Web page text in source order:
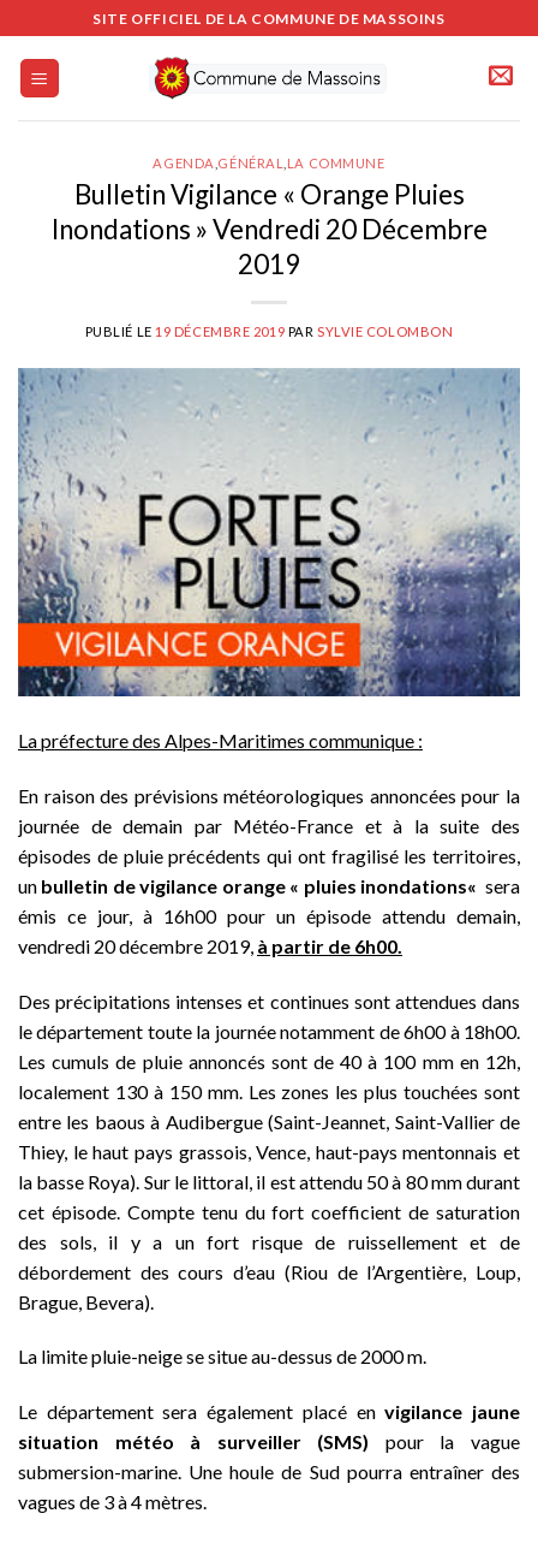
au
contenu
SITE OFFICIEL DE LA COMMUNE DE MASSOINS
AGENDA GÉNÉRAL LA COMMUNE
Bulletin Vigilance « Orange Pluies
Inondations » Vendredi 20 Décembre
2019
PUBLIÉ LE 19 DÉCEMBRE 2019 PAR SYLVIE COLOMBON
La préfecture des Alpes-Maritimes communique :
En raison des prévisions météorologiques annoncées pour la
journée de demain par Météo-France et à la suite des
épisodes de pluie précédents qui ont fragilisé les territoires,
un bulletin de vigilance orange « pluies inondations« sera
émis ce jour, à 16h00 pour un épisode attendu demain,
vendredi 20 décembre 2019, à partir de 6h00.
Des précipitations intenses et continues sont attendues dans
le département toute la journée notamment de 6h00 à 18h00.
Les cumuls de pluie annoncés sont de 40 à 100 mm en 12h,
localement 130 à 150 mm. Les zones les plus touchées sont
entre les baous à Audibergue (Saint-Jeannet, Saint-Vallier de
Thiey, le haut pays grassois, Vence, haut-pays mentonnais et
la basse Roya). Sur le littoral, il est attendu 50 à 80 mm durant
cet épisode. Compte tenu du fort coefficient de saturation
des sols, il y a un fort risque de ruissellement et de
débordement des cours d’eau (Riou de l’Argentière, Loup,
Brague, Bevera).
La limite pluie-neige se situe au-dessus de 2000 m.
Le département sera également placé envigilance jaune
situation météo à surveiller (SMS) pour la vague
submersion-marine. Une houle de Sud pourra entraîner des
vagues de 3 à 4 mètres.